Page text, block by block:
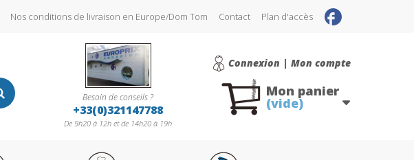
Nos conditions de livraison en Europe/Dom Tom Contact Plan d'accès
Connexion | Mon compte
Besoin de conseils ?
+33(0)321147788
De 9h20 à 12h et de 14h20 à 19h
Mon panier
(vide)